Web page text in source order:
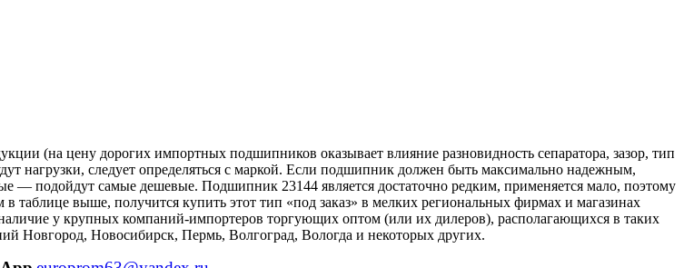
(на цену дорогих импортных подшипников оказывает влияние разновидность сепаратора, зазор, тип
нагрузки, следует определяться с маркой. Если подшипник должен быть максимально надежным,
— подойдут самые дешевые. Подшипник 23144 является достаточно редким, применяется мало, поэтому
таблице выше, получится купить этот тип «под заказ» в мелких региональных фирмах и магазинах
у крупных компаний-импортеров торгующих оптом (или их дилеров), располагающихся в таких
Новгород, Новосибирск, Пермь, Волгоград, Вологда и некоторых других.